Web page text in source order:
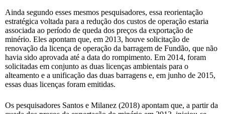
Ainda segundo esses mesmos pesquisadores, essa reorientação
estratégica voltada para a redução dos custos de operação estaria
associada ao período de queda dos preços da exportação de
minério. Eles apontam que, em 2013, houve solicitação de
renovação da licença de operação da barragem de Fundão, que não
havia sido aprovada até a data do rompimento. Em 2014, foram
solicitadas em conjunto as duas licenças ambientais para o
alteamento e a unificação das duas barragens e, em junho de 2015,
essas duas licenças foram emitidas.
Os pesquisadores Santos e Milanez (2018) apontam que, a partir da